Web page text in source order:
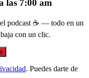
las 7:00 am
podcast ☕ — todo en un
con un clic.
. Puedes darte de